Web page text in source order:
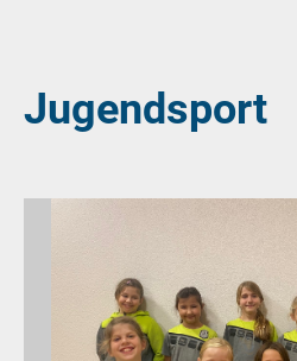
Jugendsport